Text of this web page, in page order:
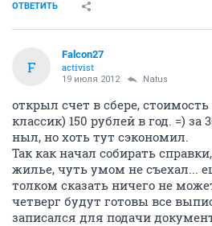
ОТВЕТИТЬ
F
Falcon27
activist
19 июля 2012 Natus
открыл счет в сбере,
классик) 150 рублей в год. =) за
ныл, но хоть тут сэкономил.
Так как начал собирать
жилье, чуть умом не съехал...
толком сказать ничего не
четверг будут готовы все
записался для подачи